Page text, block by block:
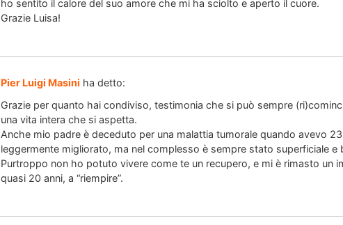
ho sentito il calore del suo amore che mi ha sciolto e aperto il cuore.
Grazie Luisa!
Pier Luigi Masini ha detto:
Grazie per quanto hai condiviso, testimonia che si può sempre
una vita intera che si aspetta.
Anche mio padre è deceduto per una malattia tumorale quando avevo
leggermente migliorato, ma nel complesso è sempre stato superficiale
Purtroppo non ho potuto vivere come te un recupero, e mi è rimasto un
quasi 20 anni, a “riempire”.